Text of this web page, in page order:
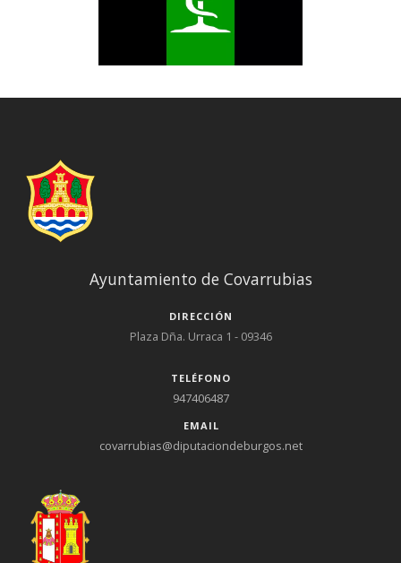
Ayuntamiento de Covarrubias
DIRECCIÓN
Plaza Dña. Urraca 1 - 09346
TELÉFONO
947406487
EMAIL
covarrubias@diputaciondeburgos.net